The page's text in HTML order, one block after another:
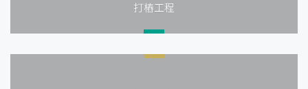
打樁工程